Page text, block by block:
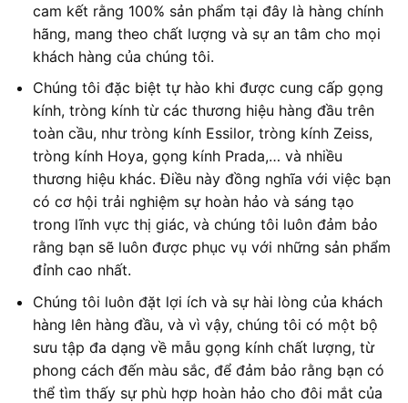
cam kết rằng 100% sản phẩm tại đây là hàng chính
hãng, mang theo chất lượng và sự an tâm cho mọi
khách hàng của chúng tôi.
Chúng tôi đặc biệt tự hào khi được cung cấp gọng
kính, tròng kính từ các thương hiệu hàng đầu trên
toàn cầu, như tròng kính Essilor, tròng kính Zeiss,
tròng kính Hoya, gọng kính Prada,… và nhiều
thương hiệu khác. Điều này đồng nghĩa với việc bạn
có cơ hội trải nghiệm sự hoàn hảo và sáng tạo
trong lĩnh vực thị giác, và chúng tôi luôn đảm bảo
rằng bạn sẽ luôn được phục vụ với những sản phẩm
đỉnh cao nhất.
Chúng tôi luôn đặt lợi ích và sự hài lòng của khách
hàng lên hàng đầu, và vì vậy, chúng tôi có một bộ
sưu tập đa dạng về mẫu gọng kính chất lượng, từ
phong cách đến màu sắc, để đảm bảo rằng bạn có
thể tìm thấy sự phù hợp hoàn hảo cho đôi mắt của